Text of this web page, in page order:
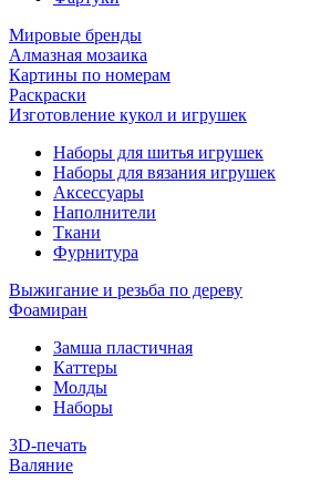
Мировые бренды
Алмазная мозаика
Картины по номерам
Раскраски
Изготовление кукол и игрушек
Наборы для шитья игрушек
Наборы для вязания игрушек
Аксессуары
Наполнители
Ткани
Фурнитура
Выжигание и резьба по дереву
Фоамиран
Замша пластичная
Каттеры
Молды
Наборы
3D-печать
Валяние